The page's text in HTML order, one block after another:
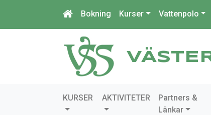
Bokning Kurser Vattenpolo
KURSER AKTIVITETER
Partners &
Länkar